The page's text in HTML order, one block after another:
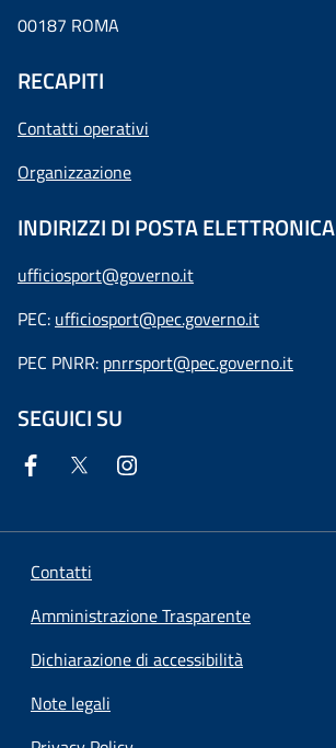
00187 ROMA
RECAPITI
Contatti operativi
Organizzazione
INDIRIZZI DI POSTA ELETTRONICA
ufficiosport@governo.it
PEC: ufficiosport@pec.governo.it
PEC PNRR: pnrrsport@pec.governo.it
SEGUICI SU
Contatti
Amministrazione Trasparente
Dichiarazione di accessibilità
Note legali